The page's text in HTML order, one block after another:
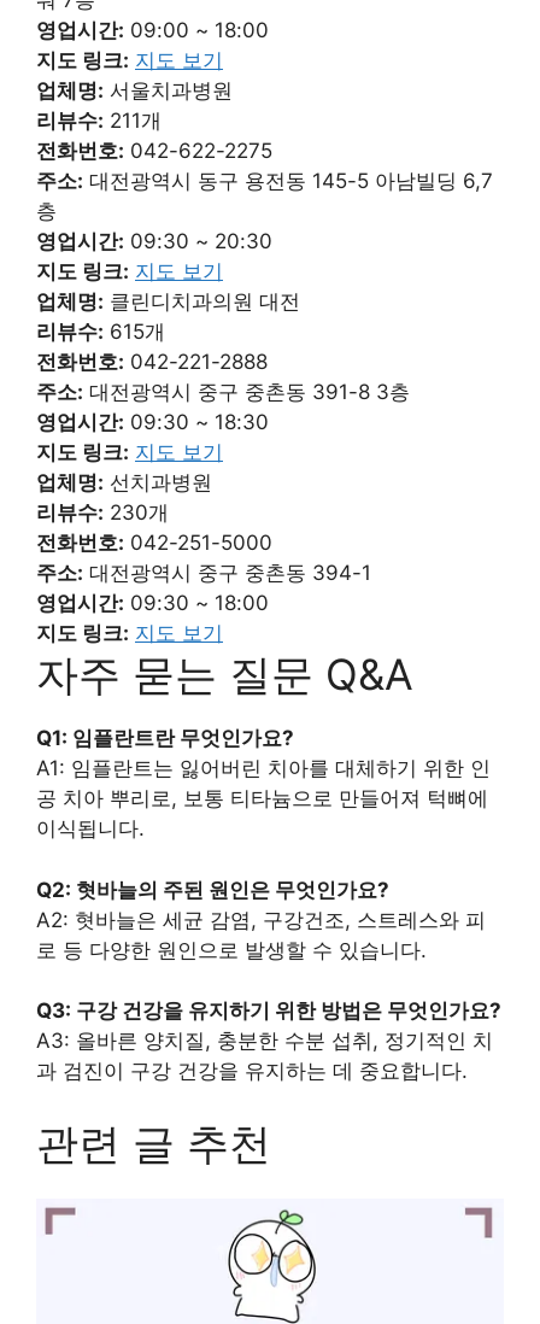
영업시간: 09:00 ~ 18:00
지도 링크: 지도 보기
업체명: 서울치과병원
리뷰수: 211개
전화번호: 042-622-2275
주소: 대전광역시 동구 용전동 145-5 아남빌딩 6,7
층
영업시간: 09:30 ~ 20:30
지도 링크: 지도 보기
업체명: 클린디치과의원 대전
리뷰수: 615개
전화번호: 042-221-2888
주소: 대전광역시 중구 중촌동 391-8 3층
영업시간: 09:30 ~ 18:30
지도 링크: 지도 보기
업체명: 선치과병원
리뷰수: 230개
전화번호: 042-251-5000
주소: 대전광역시 중구 중촌동 394-1
영업시간: 09:30 ~ 18:00
지도 링크: 지도 보기
자주 묻는 질문 Q&A
Q1: 임플란트란 무엇인가요?
A1: 임플란트는 잃어버린 치아를 대체하기 위한 인
공 치아 뿌리로, 보통 티타늄으로 만들어져 턱뼈에
이식됩니다.
Q2: 혓바늘의 주된 원인은 무엇인가요?
A2: 혓바늘은 세균 감염, 구강건조, 스트레스와 피
로 등 다양한 원인으로 발생할 수 있습니다.
Q3: 구강 건강을 유지하기 위한 방법은 무엇인가요?
A3: 올바른 양치질, 충분한 수분 섭취, 정기적인 치
과 검진이 구강 건강을 유지하는 데 중요합니다.
관련 글 추천